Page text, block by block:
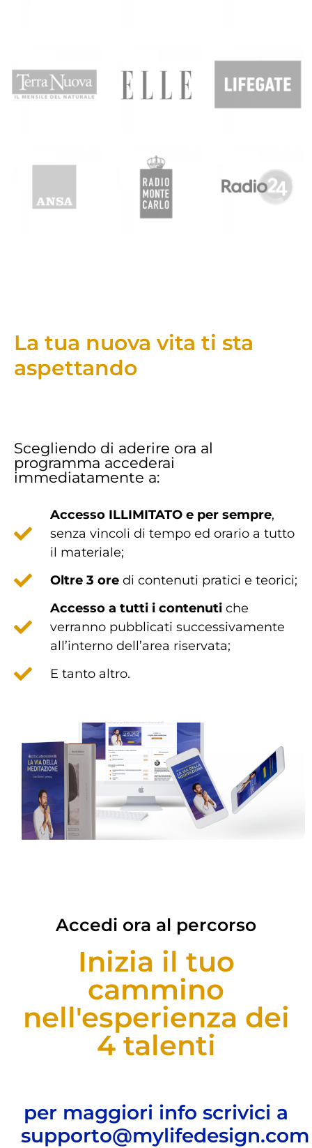
La tua nuova vita ti sta
aspettando
Scegliendo di aderire ora al
programma accederai
immediatamente a:
Accesso ILLIMITATO e per sempre,
senza vincoli di tempo ed orario a tutto
il materiale;
Oltre 3 ore di contenuti pratici e teorici;
Accesso a tutti i contenutiche
verranno pubblicati successivamente
all’interno dell’area riservata;
E tanto altro.
Accedi ora al percorso
Inizia il tuo
cammino
nell'esperienza dei
4 talenti
per maggiori info scrivici a
supporto@mylifedesign.com